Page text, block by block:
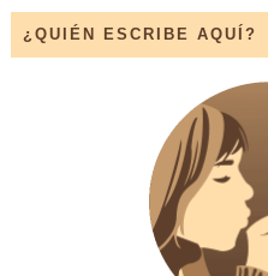
¿QUIÉN ESCRIBE AQUÍ?